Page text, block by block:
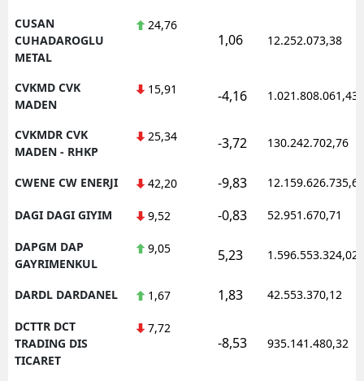
CUSAN
CUHADAROGLU
METAL
24,76
1,06 12.252.073,38
CVKMD CVK
MADEN
15,91 -4,16 1.021.808.061,43
CVKMDR CVK
MADEN - RHKP
25,34 -3,72 130.242.702,76
CWENE CW ENERJI 42,20 -9,83 12.159.626.735,62
DAGI DAGI GIYIM 9,52 -0,83 52.951.670,71
DAPGM DAP
GAYRIMENKUL
9,05 5,23 1.596.553.324,02
DARDL DARDANEL 1,67 1,83 42.553.370,12
DCTTR DCT
TRADING DIS
TICARET
7,72
-8,53 935.141.480,32